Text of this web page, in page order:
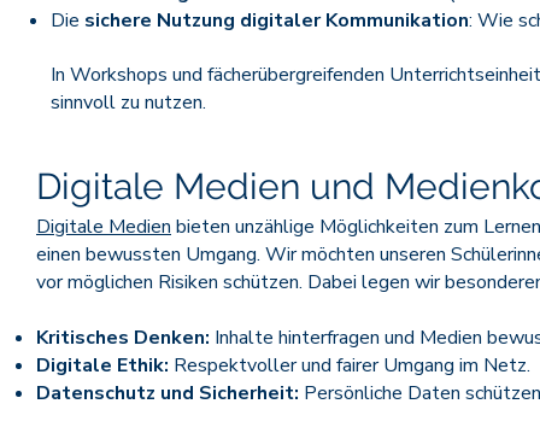
Die sichere Nutzung digitaler Kommunikation: Wie
In Workshops und fächerübergreifenden
sinnvoll zu nutzen.
Digitale Medien und
Digitale Medien bieten unzählige Möglichkeiten zum
einen bewussten Umgang. Wir möchten unseren
vor möglichen Risiken schützen. Dabei legen wir
Kritisches Denken: Inhalte hinterfragen und Medien
Digitale Ethik: Respektvoller und fairer Umgang im Netz.
Datenschutz und Sicherheit: Persönliche Daten